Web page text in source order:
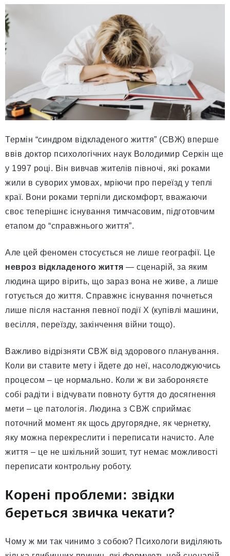
Термін “синдром відкладеного життя” (СВЖ) вперше
ввів доктор психологічних наук Володимир Серкін ще
у 1997 році. Він вивчав жителів півночі, які роками
жили в суворих умовах, мріючи про переїзд у теплі
краї. Вони роками терпіли дискомфорт, вважаючи
своє теперішнє існування тимчасовим, підготовчим
етапом до “справжнього життя”.
Але цей феномен стосується не лише географії. Це
невроз відкладеного життя — сценарій, за яким
людина щиро вірить, що зараз вона не живе, а лише
готується до життя. Справжнє існування почнеться
лише після настання певної події X (купівлі машини,
весілля, переїзду, закінчення війни тощо).
Важливо відрізняти СВЖ від здорового планування.
Коли ви ставите мету і йдете до неї, насолоджуючись
процесом – це нормально. Коли ж ви забороняєте
собі радіти і відчувати повноту буття до досягнення
мети – це патологія. Людина з СВЖ сприймає
поточний момент як щось другорядне, як чернетку,
яку можна перекреслити і переписати начисто. Але
життя – це не шкільний зошит, тут немає можливості
переписати контрольну роботу.
Корені проблеми: звідки
береться звичка чекати?
Чому ж ми так чинимо з собою? Психологи виділяють